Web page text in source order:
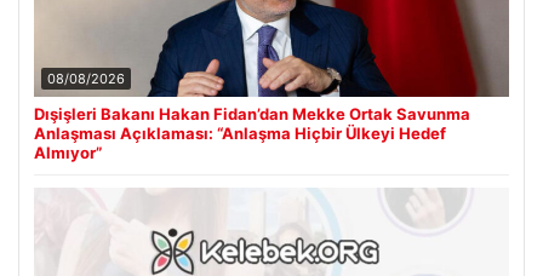
08/08/2026
Dışişleri Bakanı Hakan Fidan’dan Mekke Ortak Savunma
Anlaşması Açıklaması: “Anlaşma Hiçbir Ülkeyi Hedef
Almıyor”